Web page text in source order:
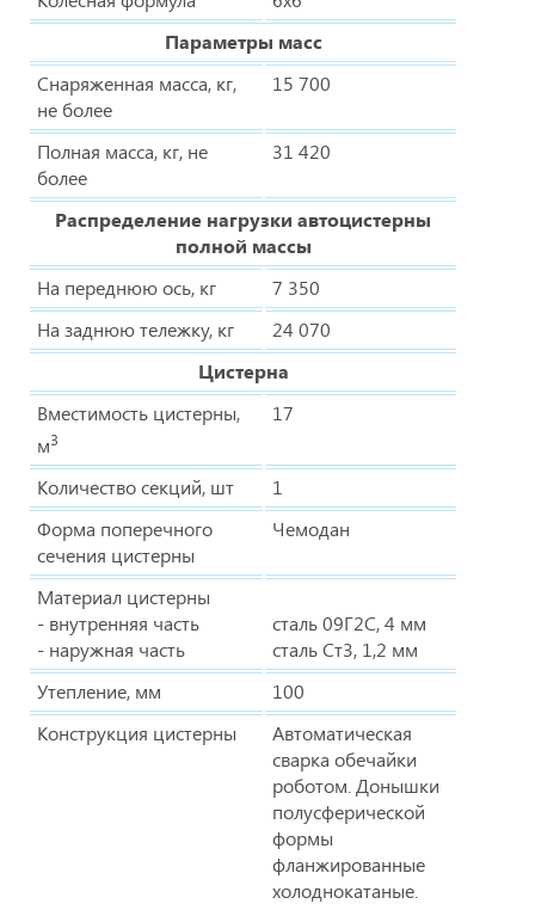
Параметры масс
Снаряженная масса, кг,
не более
15 700
Полная масса, кг, не
более
31 420
Распределение нагрузки автоцистерны
полной массы
На переднюю ось, кг
7 350
На заднюю тележку, кг
24 070
Цистерна
Вместимость цистерны,
м3
17
Количество секций, шт
1
Форма поперечного
сечения цистерны
Чемодан
Материал цистерны
- внутренняя часть
- наружная часть
сталь 09Г2С, 4 мм
сталь Ст3, 1,2 мм
Утепление, мм
100
Конструкция цистерны
Автоматическая
сварка обечайки
роботом. Донышки
полусферической
формы
фланжированные
холоднокатаные.